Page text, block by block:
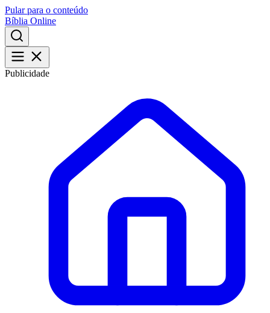
Pular para o conteúdo
Bíblia Online
Publicidade